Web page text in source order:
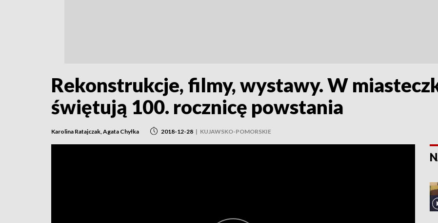
Rekonstrukcje, filmy, wystawy. W
świętują 100. rocznicę powstania
Karolina Ratajczak, Agata Chyłka 2018-12-28 | KUJAWSKO-POMORSKIE